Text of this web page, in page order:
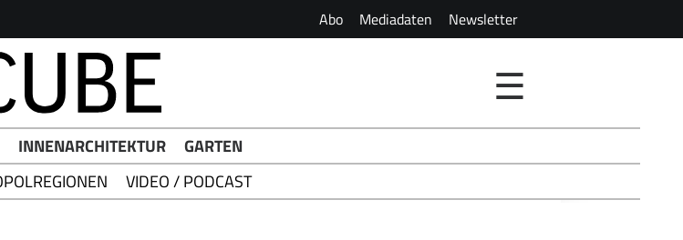
Abo Mediadaten Newsletter
☰
INNENARCHITEKTUR
GARTEN
VIDEO / PODCAST